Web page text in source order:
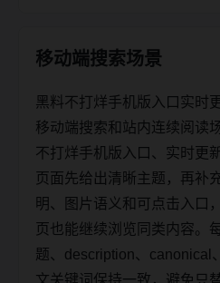
移动端搜索场景
黑料不打烊手机版入口实时
移动端搜索和站内连续阅读
不打烊手机版入口、实时更
页面先给出清晰主题，再补
明、图片语义和可点击入口
页也能继续浏览同类内容。
题、description、canonical
文关键词保持一致，避免只